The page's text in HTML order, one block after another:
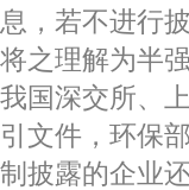
息，若不进行
将之理解为半
我国深交所、
引文件，环保
制披露的企业